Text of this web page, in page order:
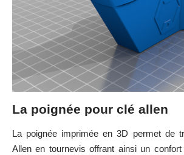
La poignée pour clé allen
La poignée imprimée en 3D permet de
Allen en tournevis offrant ainsi un confort